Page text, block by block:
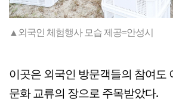
▲외국인 체험행사 모습 제공=안성시
이곳은 외국인 방문객들의 참여도
문화 교류의 장으로 주목받았다.